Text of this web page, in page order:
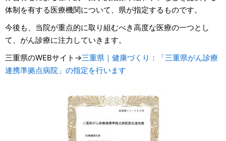
体制を有する医療機関について、県が指定するものです。
今後も、当院が重点的に取り組むべき高度な医療の一つとし
て、がん診療に注力していきます。
三重県のWEBサイト→三重県｜健康づくり：「三重県がん診療
連携準拠点病院」の指定を行います